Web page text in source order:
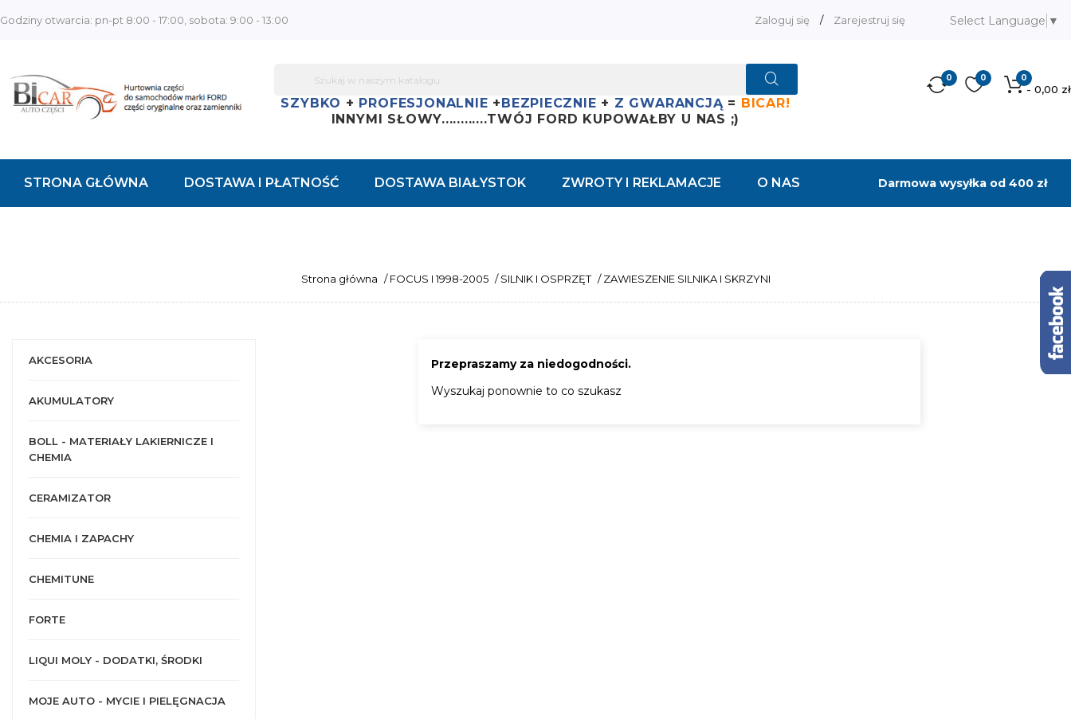
Godziny otwarcia: pn-pt 8:00 - 17:00, sobota: 9:00 - 13:00 Zaloguj się / Zarejestruj się Select Language ▼
SZYBKO + PROFESJONALNIE +BEZPIECZNIE + Z GWARANCJĄ= BICAR!
INNYMI SŁOWY............TWÓJ FORD KUPOWAŁBY U NAS ;)
0
- 0,00 zł
0
0
STRONA GŁÓWNA DOSTAWA I PŁATNOŚĆ DOSTAWA BIAŁYSTOK ZWROTY I REKLAMACJE O NAS Darmowa wysyłka od 400 zł
Strona główna / FOCUS I 1998-2005 / SILNIK I OSPRZĘT / ZAWIESZENIE SILNIKA I SKRZYNI
AKCESORIA
AKUMULATORY
BOLL - MATERIAŁY LAKIERNICZE I
CHEMIA
CERAMIZATOR
CHEMIA I ZAPACHY
CHEMITUNE
FORTE
LIQUI MOLY - DODATKI, ŚRODKI
MOJE AUTO - MYCIE I PIELĘGNACJA
Przepraszamy za niedogodności.
Wyszukaj ponownie to co szukasz